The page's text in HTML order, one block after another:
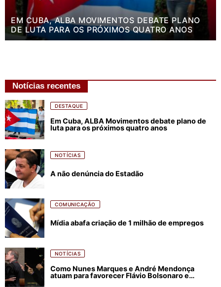
EM CUBA, ALBA MOVIMENTOS DEBATE PLANO
DE LUTA PARA OS PRÓXIMOS QUATRO ANOS
Notícias recentes
DESTAQUE
Em Cuba, ALBA Movimentos debate plano de
luta para os próximos quatro anos
NOTÍCIAS
A não denúncia do Estadão
COMUNICAÇÃO
Mídia abafa criação de 1 milhão de empregos
NOTÍCIAS
Como Nunes Marques e André Mendonça
atuam para favorecer Flávio Bolsonaro e